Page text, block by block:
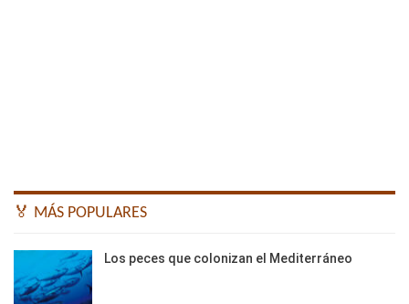
🏅 MÁS POPULARES
Los peces que colonizan el Mediterráneo